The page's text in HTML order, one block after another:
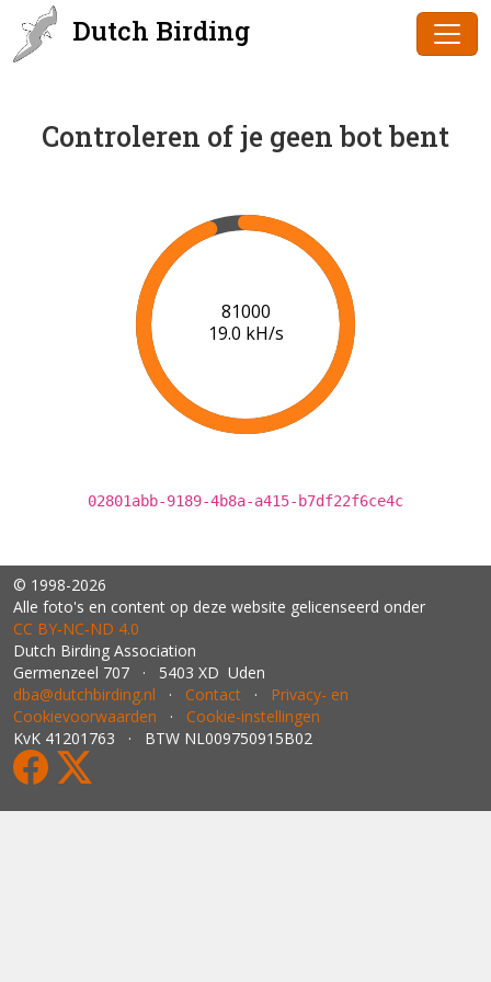
Dutch Birding
Controleren of je geen bot bent
83000
19.1 kH/s
02801abb-9189-4b8a-a415-b7df22f6ce4c
© 1998-2026
Alle foto's en content op deze website gelicenseerd onder
CC BY‑NC‑ND 4.0
Dutch Birding Association
Germenzeel 707 · 5403 XD Uden
dba@dutchbirding.nl · Contact · Privacy- en
Cookievoorwaarden · Cookie-instellingen
KvK 41201763 · BTW NL009750915B02